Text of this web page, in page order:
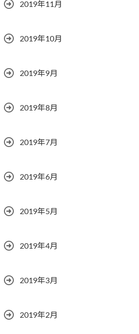
2019年11月
2019年10月
2019年9月
2019年8月
2019年7月
2019年6月
2019年5月
2019年4月
2019年3月
2019年2月